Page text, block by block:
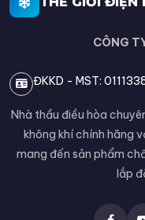
CÔNG
ĐKKD - MST:
Nhà thầu điều hòa
không khí chính hãng
mang đến sản phẩm
lắp